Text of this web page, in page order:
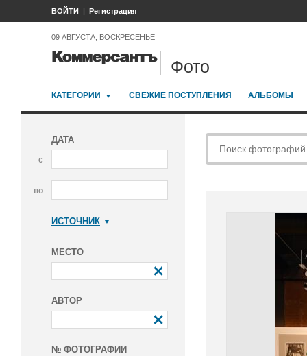
ВОЙТИ Регистрация
09 АВГУСТА, ВОСКРЕСЕНЬЕ
Фото
КАТЕГОРИИ СВЕЖИЕ ПОСТУПЛЕНИЯ АЛЬБОМЫ
ДАТА
с
по
ИСТОЧНИК
МЕСТО
АВТОР
№ ФОТОГРАФИИ